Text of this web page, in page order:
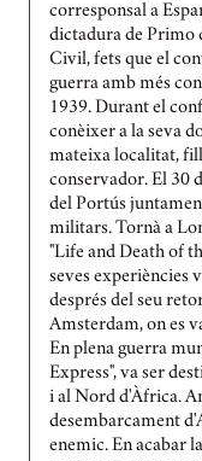
corresponsal a
dictadura de Primo
Civil, fets que el
guerra amb més
1939. Durant el
conèixer a la seva
mateixa localitat,
conservador. El 30
del Portús
militars. Tornà a
"Life and Death of
seves experiències
després del seu
Amsterdam, on es
En plena guerra
Express", va ser
i al Nord d'Àfrica.
desembarcament
enemic. En acabar